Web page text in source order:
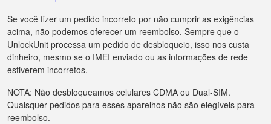
Se você fizer um pedido incorreto por não cumprir as exigências
acima, não podemos oferecer um reembolso. Sempre que o
UnlockUnit processa um pedido de desbloqueio, isso nos custa
dinheiro, mesmo se o IMEI enviado ou as informações de rede
estiverem incorretos.
NOTA: Não desbloqueamos celulares CDMA ou Dual-SIM.
Quaisquer pedidos para esses aparelhos não são elegíveis para
reembolso.